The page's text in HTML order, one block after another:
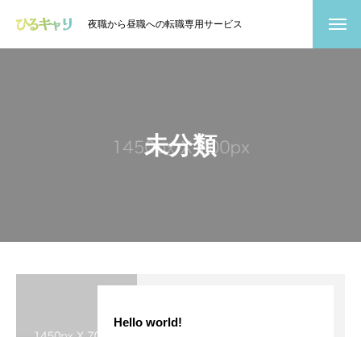
夜職から昼職への転職専用サービス
未分類
Hello world!